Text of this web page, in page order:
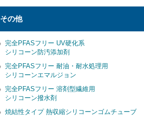
その他
完全PFASフリー UV硬化系
シリコーン防汚添加剤
完全PFASフリー 耐油・耐水処理用
シリコーンエマルジョン
完全PFASフリー 溶剤型繊維用
シリコーン撥水剤
焼結性タイプ 熱収縮シリコーンゴムチューブ